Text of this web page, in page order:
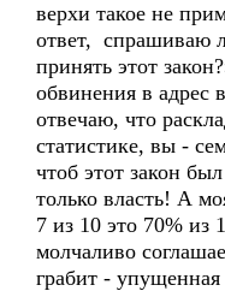
верхи такое не
ответ, спрашиваю
принять этот
обвинения в адрес
отвечаю, что
статистике, вы -
чтоб этот закон
только власть! А
7 из 10 это 70% из
молчаливо
грабит -